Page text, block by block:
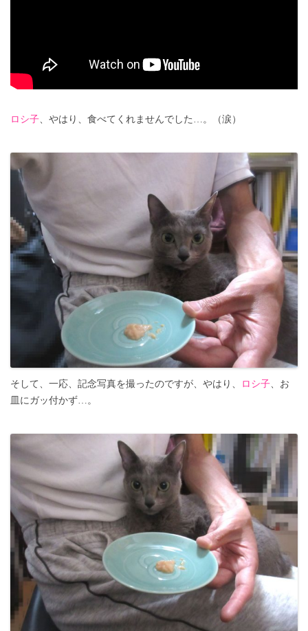
ロシ子 、やはり、食べてくれませんでした…。（涙）
そして、一応、記念写真を撮ったのですが、やはり、 ロシ子、お
皿にガッ付かず…。